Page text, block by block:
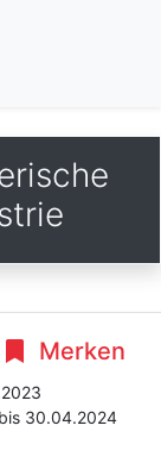
Merken
bis 30.04.2024